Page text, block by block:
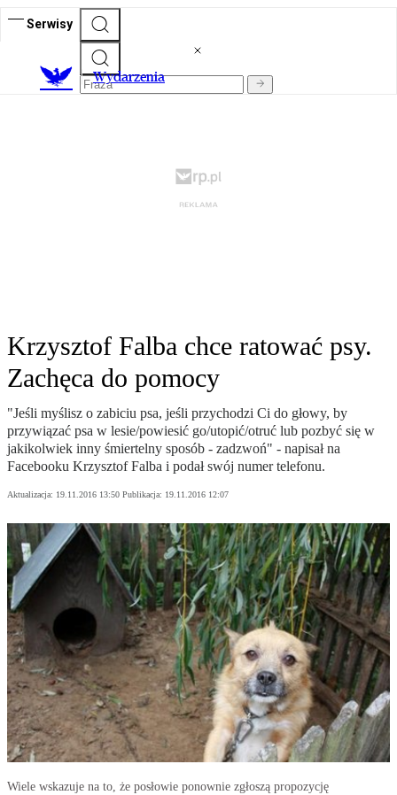
Serwisy
Wydarzenia
Krzysztof Falba chce ratować psy.
Zachęca do pomocy
"Jeśli myślisz o zabiciu psa, jeśli przychodzi Ci do głowy, by
przywiązać psa w lesie/powiesić go/utopić/otruć lub pozbyć się w
jakikolwiek inny śmiertelny sposób - zadzwoń" - napisał na
Facebooku Krzysztof Falba i podał swój numer telefonu.
Aktualizacja: 19.11.2016 13:50 Publikacja: 19.11.2016 12:07
Wiele wskazuje na to, że posłowie ponownie zgłoszą propozycję